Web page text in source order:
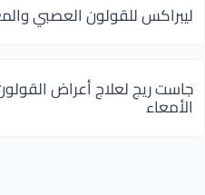
ليبراكس للقولون العصبي
جاست ريج لعلاج أعراض
الأمعاء